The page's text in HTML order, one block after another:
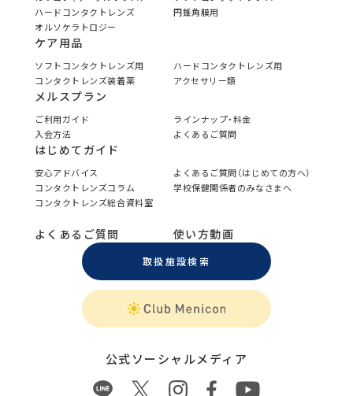
ハードコンタクトレンズ
円錐角膜用
オルソケラトロジー
ケア用品
ソフトコンタクトレンズ用
ハードコンタクトレンズ用
コンタクトレンズ装着薬
アクセサリー類
メルスプラン
ご利用ガイド
ラインナップ・料金
入会方法
よくあるご質問
はじめてガイド
安心アドバイス
よくあるご質問（はじめての方へ）
コンタクトレンズコラム
学校保健関係者のみなさまへ
コンタクトレンズ総合資料室
よくあるご質問 使い方動画
取扱施設検索
公式ソーシャルメディア